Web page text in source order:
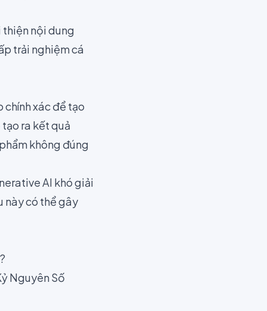
thiện nội dung
trải nghiệm cá
chính xác để tạo
ra kết quả
không đúng
AI khó giải
này có thể gây
Nguyên Số